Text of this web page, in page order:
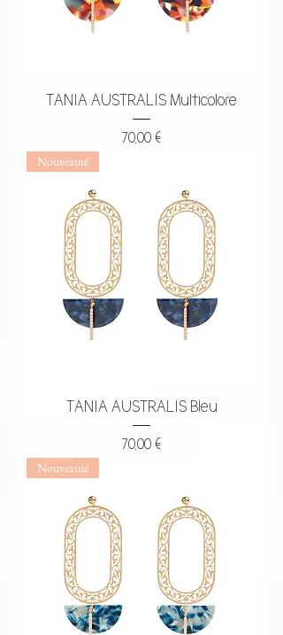
TANIA AUSTRALIS Multicolore
Prix
70,00 €
Nouveauté
TANIA AUSTRALIS Bleu
Prix
70,00 €
Nouveauté